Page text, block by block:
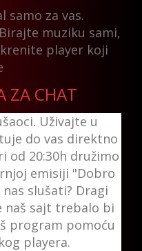
samo za vas.
muziku sami,
player koji
ZA CHAT
Uživajte u
do vas direktno
od 20:30h družimo
emisiji "Dobro
slušati? Dragi
naš sajt trebalo bi
program pomoću
playera.